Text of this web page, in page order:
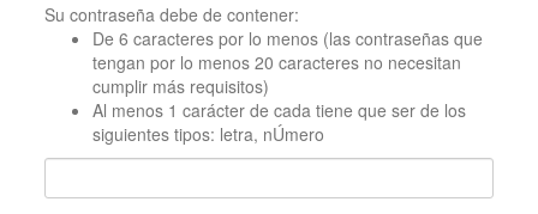
Su contraseña debe de contener:
De 6 caracteres por lo menos (las contraseñas que
tengan por lo menos 20 caracteres no necesitan
cumplir más requisitos)
Al menos 1 carácter de cada tiene que ser de los
siguientes tipos: letra, nÚmero